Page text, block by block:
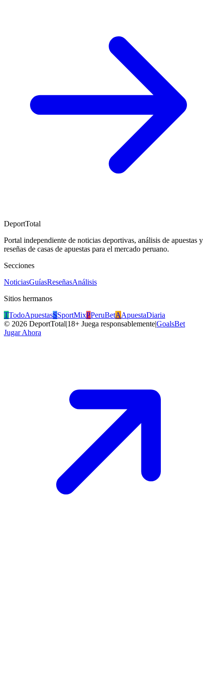
DeportTotal
Portal independiente de noticias deportivas, análisis de apuestas y
reseñas de casas de apuestas para el mercado peruano.
Secciones
NoticiasGuíasReseñasAnálisis
Sitios hermanos
TTodoApuestasSSportMixPPeruBetAApuestaDiaria
© 2026 DeportTotal|18+ Juega responsablemente|GoalsBet
Jugar Ahora